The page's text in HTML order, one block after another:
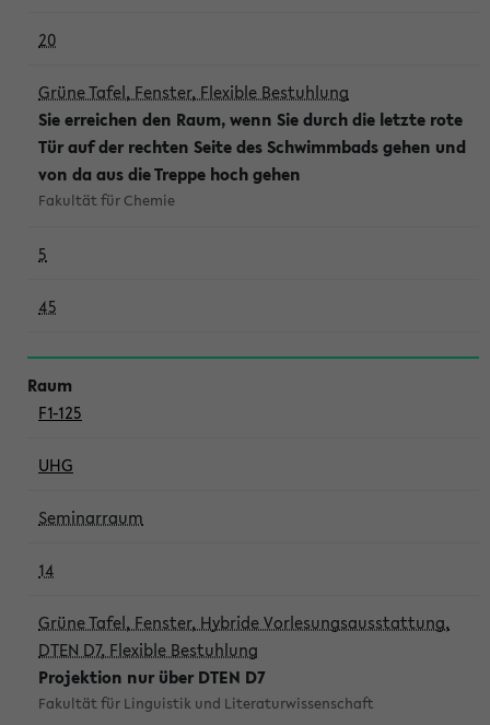
20
Grüne Tafel, Fenster, Flexible Bestuhlung
Sie erreichen den Raum, wenn Sie durch die letzte rote
Tür auf der rechten Seite des Schwimmbads gehen und
von da aus die Treppe hoch gehen
Fakultät für Chemie
5
45
F1-125
UHG
Seminarraum
14
Grüne Tafel, Fenster, Hybride Vorlesungsausstattung,
DTEN D7, Flexible Bestuhlung
Projektion nur über DTEN D7
Fakultät für Linguistik und Literaturwissenschaft